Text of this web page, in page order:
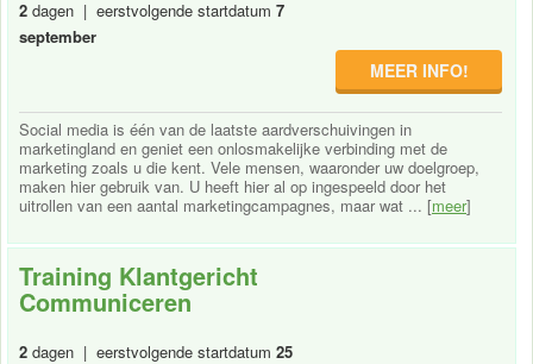
2 dagen | eerstvolgende startdatum 7
september
MEER INFO!
Social media is één van de laatste aardverschuivingen in
marketingland en geniet een onlosmakelijke verbinding met de
marketing zoals u die kent. Vele mensen, waaronder uw doelgroep,
maken hier gebruik van. U heeft hier al op ingespeeld door het
uitrollen van een aantal marketingcampagnes, maar wat ... [meer]
Training Klantgericht
Communiceren
2 dagen | eerstvolgende startdatum 25